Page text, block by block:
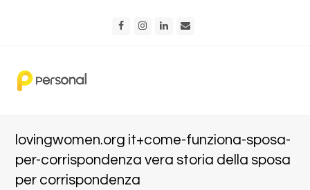
FacebookInstagram
LinkedIn
lovingwomen.org it+come-funziona-sposa-
per-corrispondenza vera storia della sposa
per corrispondenza